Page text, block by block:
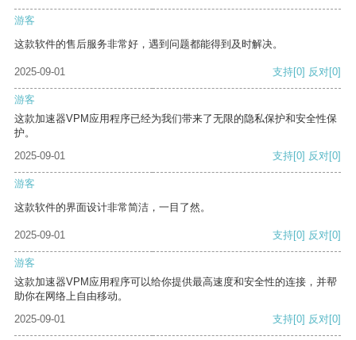
游客
这款软件的售后服务非常好，遇到问题都能得到及时解决。
2025-09-01 支持[0] 反对[0]
游客
这款加速器VPM应用程序已经为我们带来了无限的隐私保护和安全性保
护。
2025-09-01
支持[0] 反对[0]
游客
这款软件的界面设计非常简洁，一目了然。
2025-09-01 支持[0] 反对[0]
游客
这款加速器VPM应用程序可以给你提供最高速度和安全性的连接，并帮
助你在网络上自由移动。
2025-09-01
支持[0] 反对[0]